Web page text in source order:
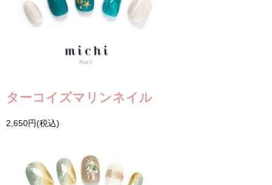
ターコイズマリンネイル
2,650円(税込)